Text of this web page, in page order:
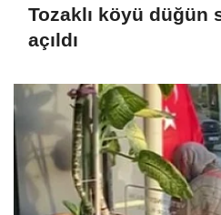
Tozaklı köyü düğün
açıldı